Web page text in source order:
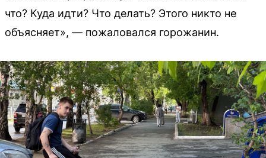
что? Куда идти? Что делать? Этого никто не
объясняет», — пожаловался горожанин.